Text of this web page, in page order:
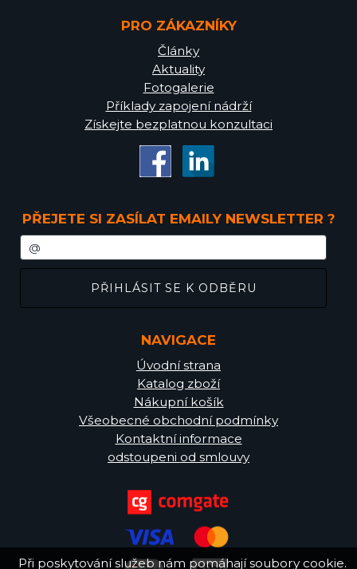
PRO ZÁKAZNÍKY
Články
Aktuality
Fotogalerie
Příklady zapojení nádrží
Získejte bezplatnou konzultaci
PŘEJETE SI ZASÍLAT EMAILY NEWSLETTER ?
NAVIGACE
Úvodní strana
Katalog zboží
Nákupní košík
Všeobecné obchodní podmínky
Kontaktní informace
odstoupeni od smlouvy
Při poskytování služeb nám pomáhají soubory cookie.